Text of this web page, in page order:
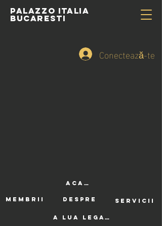
PALAZZO ITALIA
BUCARESTI
Conectează-te
MEMBRII
ACASĂ
DESPRE SERVICII
A LUA LEGATURA